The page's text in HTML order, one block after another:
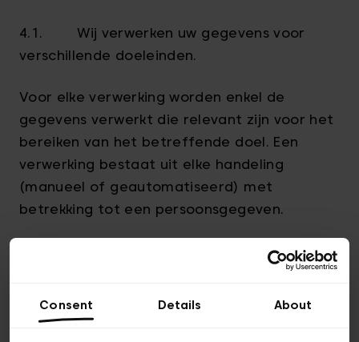
Consent Details About
4.1. Wij verwerken uw gegevens voor
verschillende doeleinden.
Voor elke verwerking worden enkel de
gegevens verwerkt die relevant zijn voor het
bereiken van het betreffende doel. Een
verwerking bestaat uit elke handeling
(manueel of geautomatiseerd) met
betrekking tot een persoonsgegeven.
visit.brussels verzamelt, registreert en
gebruikt de gegevens van de gebruikers